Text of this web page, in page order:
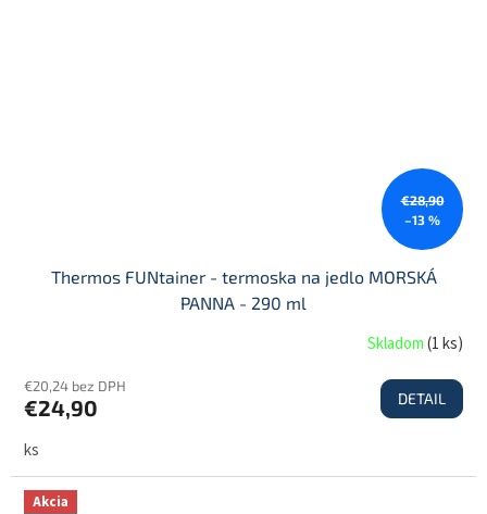
€28,90
–13 %
Thermos FUNtainer - termoska na jedlo MORSKÁ
PANNA - 290 ml
Skladom(1 ks)
€20,24 bez DPH
€24,90 DETAIL
ks
Akcia